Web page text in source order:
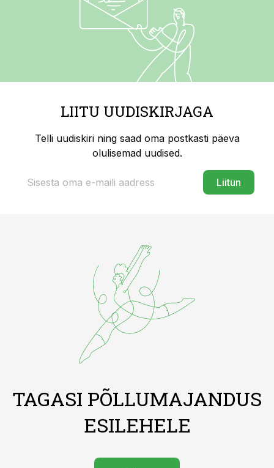
LIITU UUDISKIRJAGA
Telli uudiskiri ning saad oma postkasti päeva
olulisemad uudised.
Liitun
TAGASI PÕLLUMAJANDUS
ESILEHELE